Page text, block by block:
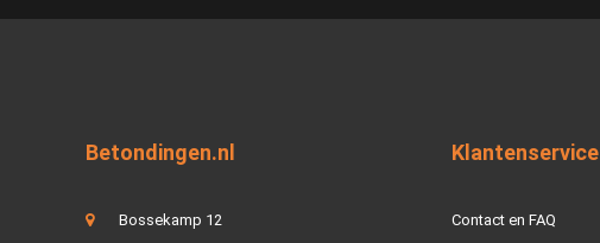
Betondingen.nl
Bossekamp 12
Klantenservice
Contact en FAQ